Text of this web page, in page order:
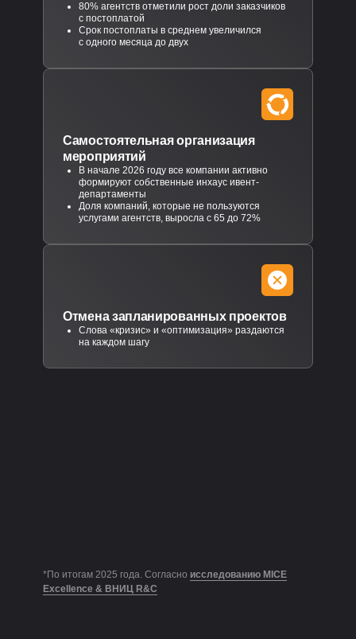
80% агентств отметили рост доли заказчиков
с постоплатой
Срок постоплаты в среднем увеличился
с одного месяца до двух
Самостоятельная организация
мероприятий
В начале 2026 году все компании активно
формируют собственные инхаус ивент-
департаменты
Доля компаний, которые не пользуются
услугами агентств, выросла с 65 до 72%
Отмена запланированных проектов
Слова «кризис» и «оптимизация» раздаются
на каждом шагу
*По итогам 2025 года. Согласно исследованию MICE
Excellence & ВНИЦ R&C